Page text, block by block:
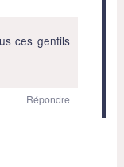
ces gentils
Répondre